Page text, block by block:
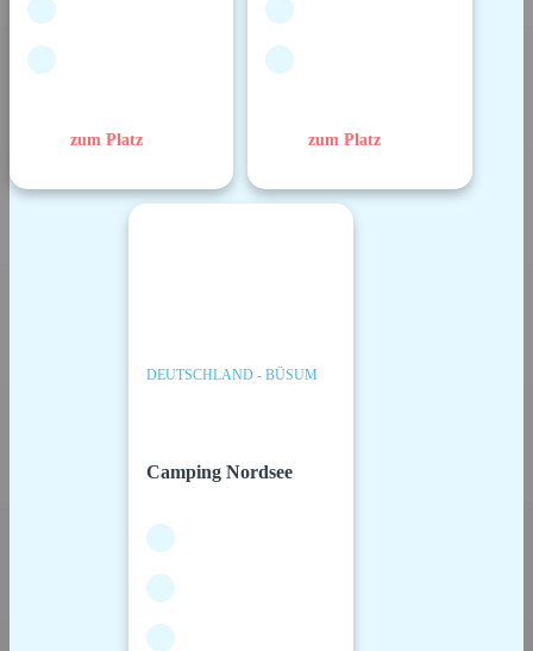
zum Platz zum Platz
DEUTSCHLAND - BÜSUM
Camping Nordsee